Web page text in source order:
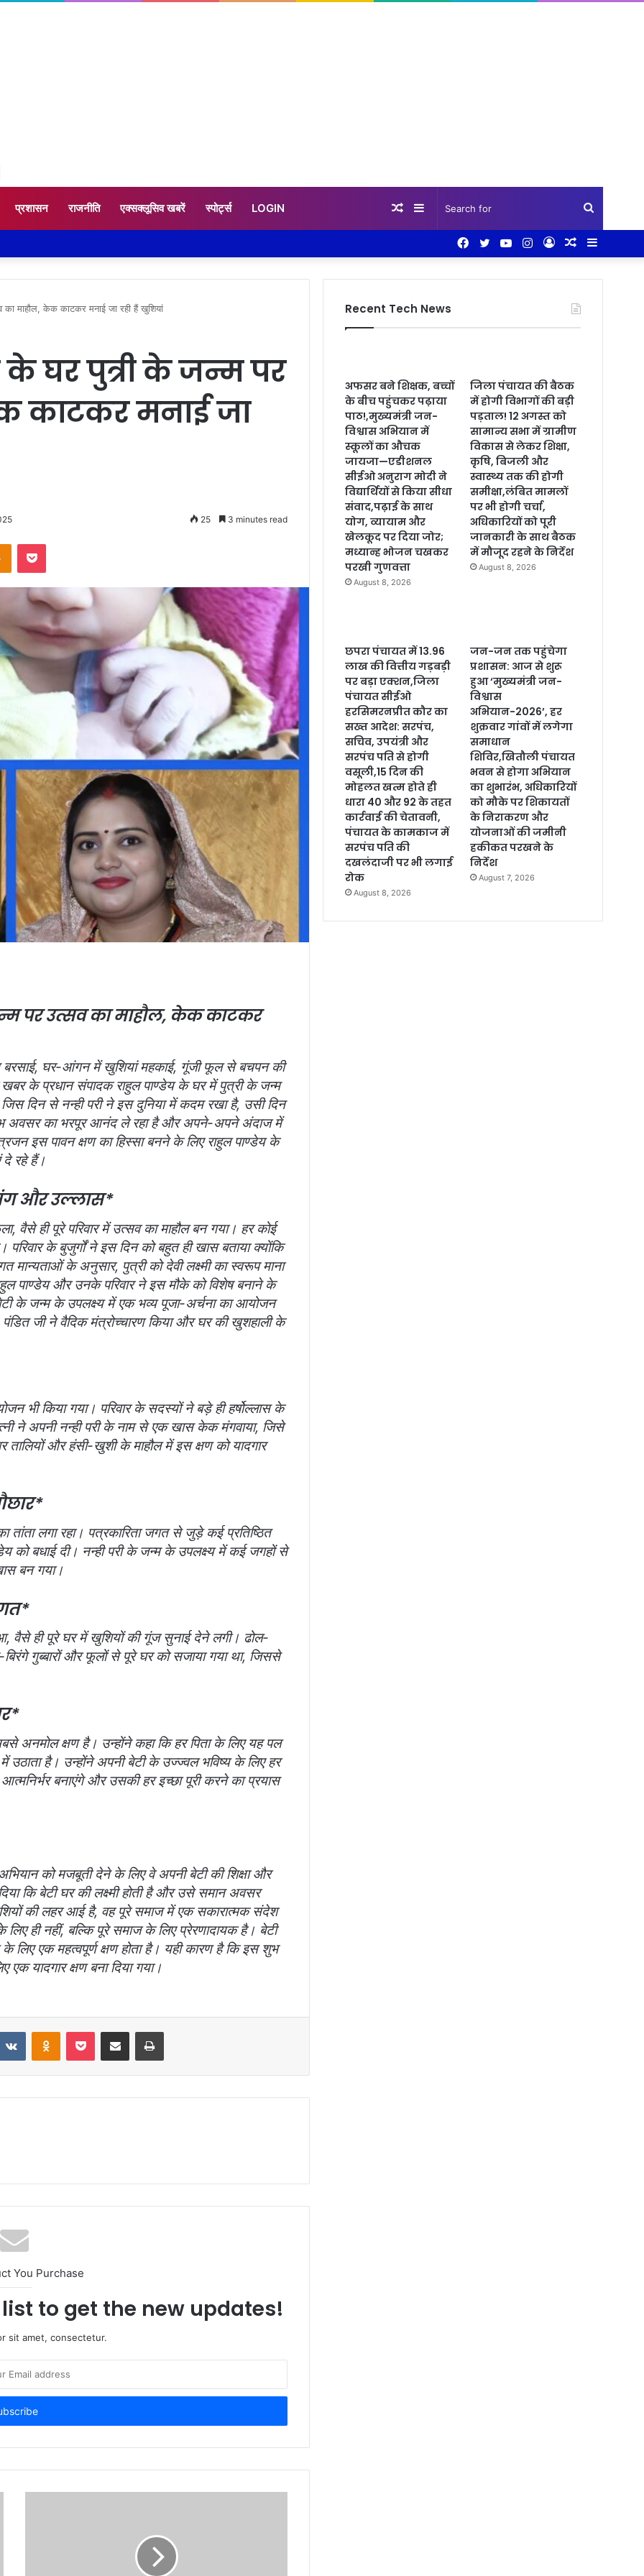
प्रशासन राजनीति एक्सक्लूसिव खबरें स्पोर्ट्स LOGIN
for
Sidebar
Random
Random
Log
Instagram
YouTube
Twitter
Facebook
माहौल, केक काटकर मनाई जा रही हैं खुशियां
के घर पुत्री के जन्म पर
काटकर मनाई जा
25 3 minutes read
पर उत्सव का माहौल, केक काटकर
बरसाई, घर-आंगन में खुशियां महकाई, गूंजी फूल से बचपन की
खबर के प्रधान संपादक राहुल पाण्डेय के घर में पुत्री के जन्म
दिन से नन्ही परी ने इस दुनिया में कदम रखा है, उसी दिन
अवसर का भरपूर आनंद ले रहा है और अपने-अपने अंदाज में
इस पावन क्षण का हिस्सा बनने के लिए राहुल पाण्डेय के
दे रहे हैं।
और उल्लास*
वैसे ही पूरे परिवार में उत्सव का माहौल बन गया। हर कोई
के बुजुर्गों ने इस दिन को बहुत ही खास बताया क्योंकि
के अनुसार, पुत्री को देवी लक्ष्मी का स्वरूप माना
पाण्डेय और उनके परिवार ने इस मौके को विशेष बनाने के
के जन्म के उपलक्ष्य में एक भव्य पूजा-अर्चना का आयोजन
जी ने वैदिक मंत्रोच्चारण किया और घर की खुशहाली के
किया गया। परिवार के सदस्यों ने बड़े ही हर्षोल्लास के
ने अपनी नन्ही परी के नाम से एक खास केक मंगवाया, जिसे
तालियों और हंसी-खुशी के माहौल में इस क्षण को यादगार
तांता लगा रहा। पत्रकारिता जगत से जुड़े कई प्रतिष्ठित
को बधाई दी। नन्ही परी के जन्म के उपलक्ष्य में कई जगहों से
बन गया।
वैसे ही पूरे घर में खुशियों की गूंज सुनाई देने लगी। ढोल-
गुब्बारों और फूलों से पूरे घर को सजाया गया था, जिससे
अनमोल क्षण है। उन्होंने कहा कि हर पिता के लिए यह पल
उठाता है। उन्होंने अपनी बेटी के उज्ज्वल भविष्य के लिए हर
बनाएंगे और उसकी हर इच्छा पूरी करने का प्रयास
को मजबूती देने के लिए वे अपनी बेटी की शिक्षा और
कि बेटी घर की लक्ष्मी होती है और उसे समान अवसर
की लहर आई है, वह पूरे समाज में एक सकारात्मक संदेश
ही नहीं, बल्कि पूरे समाज के लिए प्रेरणादायक है। बेटी
लिए एक महत्वपूर्ण क्षण होता है। यही कारण है कि इस शुभ
यादगार क्षण बना दिया गया।
You Purchase
to get the new updates!
sit amet, consectetur.
Recent Tech News
अफसर बने शिक्षक, बच्चों
के बीच पहुंचकर पढ़ाया
पाठ!,मुख्यमंत्री जन-
विश्वास अभियान में
स्कूलों का औचक
जायजा—एडीशनल
सीईओ अनुराग मोदी ने
विद्यार्थियों से किया सीधा
संवाद,पढ़ाई के साथ
योग, व्यायाम और
खेलकूद पर दिया जोर;
मध्यान्ह भोजन चखकर
परखी गुणवत्ता
August 8, 2026
जिला पंचायत की बैठक
में होगी विभागों की बड़ी
पड़ताल! 12 अगस्त को
सामान्य सभा में ग्रामीण
विकास से लेकर शिक्षा,
कृषि, बिजली और
स्वास्थ्य तक की होगी
समीक्षा,लंबित मामलों
पर भी होगी चर्चा,
अधिकारियों को पूरी
जानकारी के साथ बैठक
में मौजूद रहने के निर्देश
August 8, 2026
छपरा पंचायत में 13.96
लाख की वित्तीय गड़बड़ी
पर बड़ा एक्शन,जिला
पंचायत सीईओ
हरसिमरनप्रीत कौर का
सख्त आदेश: सरपंच,
सचिव, उपयंत्री और
सरपंच पति से होगी
वसूली,15 दिन की
मोहलत खत्म होते ही
धारा 40 और 92 के तहत
कार्रवाई की चेतावनी,
पंचायत के कामकाज में
सरपंच पति की
दखलंदाजी पर भी लगाई
रोक
August 8, 2026
जन-जन तक पहुंचेगा
प्रशासन: आज से शुरू
हुआ ‘मुख्यमंत्री जन-
विश्वास
अभियान-2026’, हर
शुक्रवार गांवों में लगेगा
समाधान
शिविर,खितौली पंचायत
भवन से होगा अभियान
का शुभारंभ, अधिकारियों
को मौके पर शिकायतों
के निराकरण और
योजनाओं की जमीनी
हकीकत परखने के
निर्देश
August 7, 2026